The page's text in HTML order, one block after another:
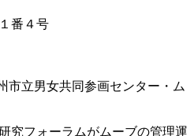
番４号
市立男女共同参画センター・ム
究フォーラムがムーブの管理運